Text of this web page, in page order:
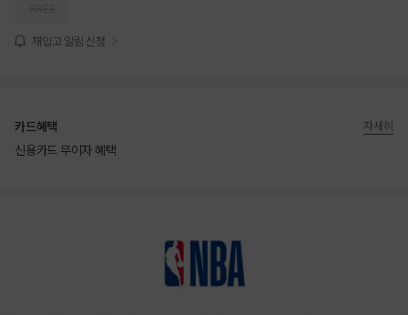
재입고 알림 신청
카드혜택
신용카드 무이자 혜택
자세히